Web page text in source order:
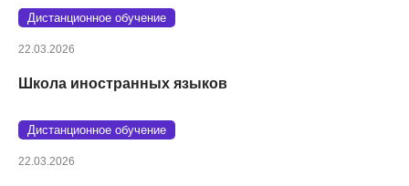
Дистанционное обучение
22.03.2026
Школа иностранных языков
Дистанционное обучение
22.03.2026